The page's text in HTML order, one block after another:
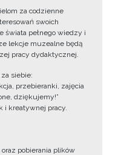
za codzienne
swoich
świata pełnego wiedzy i
lekcje muzealne będą
pracy dydaktycznej.
siebie:
przebieranki, zajęcia
dziękujemy!”
i kreatywnej pracy.
pobierania plików